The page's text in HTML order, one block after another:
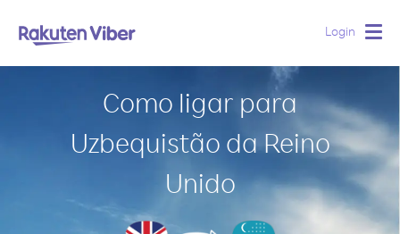
Login
Como ligar para
Uzbequistão da Reino
Unido